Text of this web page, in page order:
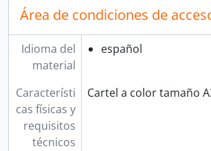
Área de condiciones de
Idioma del
material
español
Característi
cas físicas y
requisitos
técnicos
Cartel a color tamaño